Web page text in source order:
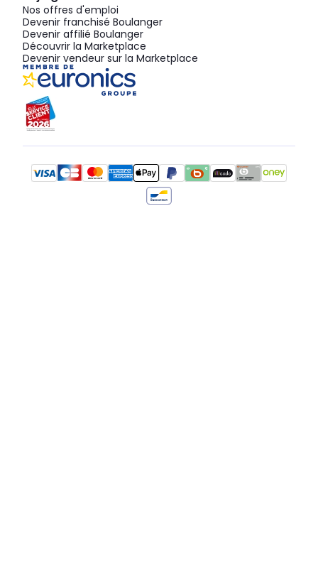
Nos offres d'emploi
Devenir franchisé Boulanger
Devenir affilié Boulanger
Découvrir la Marketplace
Devenir vendeur sur la Marketplace